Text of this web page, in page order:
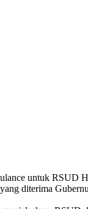
untuk RSUD
diterima